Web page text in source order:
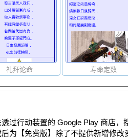
礼拜论命 寿命定数
过行动装置的 Google Play 商店，
为【免费版】除了不提供新增修改